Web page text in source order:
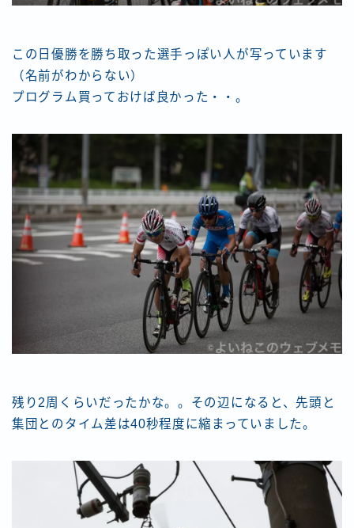
この日優勝を勝ち取った選手っぽい人が写っています
（名前がわからない）
プログラム買っておけば良かった・・。
残り2周くらいだったかな。。その辺になると、先頭と
集団とのタイム差は40秒程度に縮まっていました。